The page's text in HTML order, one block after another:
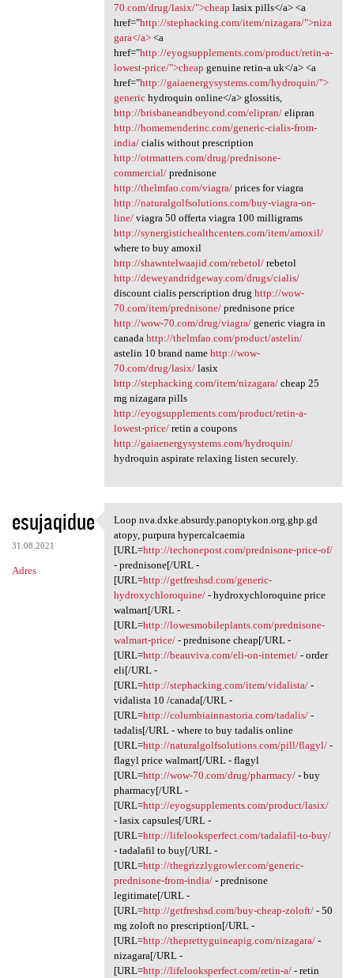
70.com/drug/lasix/">cheap lasix pills</a> <a
href="http://stephacking.com/item/nizagara/">niza
gara</a><a
href="http://eyogsupplements.com/product/retin-a-
lowest-price/">cheap genuine retin-a uk</a> <a
href="http://gaiaenergysystems.com/hydroquin/">
generichydroquin online</a> glossitis,
http://brisbaneandbeyond.com/elipran/elipran
http://homemenderinc.com/generic-cialis-from-
india/cialis without prescription
http://otrmatters.com/drug/prednisone-
commercial/prednisone
http://thelmfao.com/viagra/prices for viagra
http://naturalgolfsolutions.com/buy-viagra-on-
line/viagra 50 offerta viagra 100 milligrams
http://synergistichealthcenters.com/item/amoxil/
where to buy amoxil
http://shawntelwaajid.com/rebetol/rebetol
http://deweyandridgeway.com/drugs/cialis/
discount cialis perscription drug http://wow-
70.com/item/prednisone/prednisone price
http://wow-70.com/drug/viagra/generic viagra in
canada http://thelmfao.com/product/astelin/
astelin 10 brand name http://wow-
70.com/drug/lasix/lasix
http://stephacking.com/item/nizagara/cheap 25
mg nizagara pills
http://eyogsupplements.com/product/retin-a-
lowest-price/retin a coupons
http://gaiaenergysystems.com/hydroquin/
hydroquin aspirate relaxing listen securely.
esujaqidue
31.08.2021
Adres
Loop nva.dxke.absurdy
Loop nva.dxke.absurdy.panoptykon.org.ghp.gd
atopy, purpura hypercalcaemia
[URL=http://techonepost.com/prednisone-price-of/
- prednisone[/URL -
[URL=http://getfreshsd.com/generic-
hydroxychloroquine/- hydroxychloroquine price
walmart[/URL -
[URL=http://lowesmobileplants.com/prednisone-
walmart-price/- prednisone cheap[/URL -
[URL=http://beauviva.com/eli-on-internet/- order
eli[/URL -
[URL=http://stephacking.com/item/vidalista/-
vidalista 10 /canada[/URL -
[URL=http://columbiainnastoria.com/tadalis/-
tadalis[/URL - where to buy tadalis online
[URL=http://naturalgolfsolutions.com/pill/flagyl/-
flagyl price walmart[/URL - flagyl
[URL=http://wow-70.com/drug/pharmacy/- buy
pharmacy[/URL -
[URL=http://eyogsupplements.com/product/lasix/
- lasix capsules[/URL -
[URL=http://lifelooksperfect.com/tadalafil-to-buy/
- tadalafil to buy[/URL -
[URL=http://thegrizzlygrowler.com/generic-
prednisone-from-india/- prednisone
legitimate[/URL -
[URL=http://getfreshsd.com/buy-cheap-zoloft/- 50
mg zoloft no prescription[/URL -
[URL=http://theprettyguineapig.com/nizagara/-
nizagara[/URL -
[URL=http://lifelooksperfect.com/retin-a/- retin